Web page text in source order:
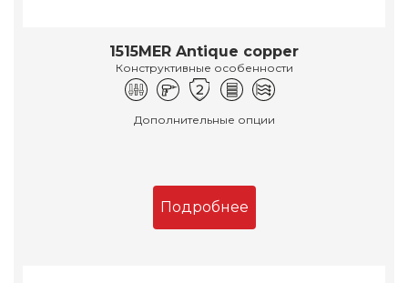
1515MER Antique copper
Конструктивные особенности
Дополнительные опции
Подробнее